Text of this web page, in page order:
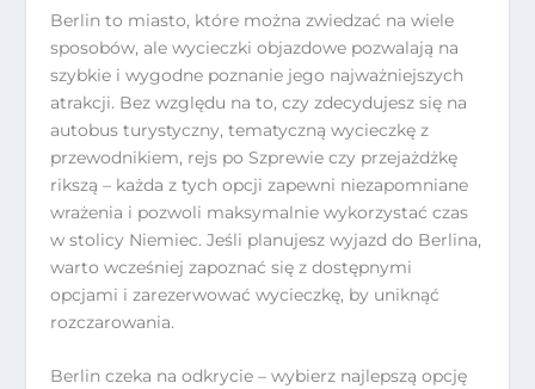
Berlin to miasto, które można zwiedzać na wiele
sposobów, ale wycieczki objazdowe pozwalają na
szybkie i wygodne poznanie jego najważniejszych
atrakcji. Bez względu na to, czy zdecydujesz się na
autobus turystyczny, tematyczną wycieczkę z
przewodnikiem, rejs po Szprewie czy przejażdżkę
rikszą – każda z tych opcji zapewni niezapomniane
wrażenia i pozwoli maksymalnie wykorzystać czas
w stolicy Niemiec. Jeśli planujesz wyjazd do Berlina,
warto wcześniej zapoznać się z dostępnymi
opcjami i zarezerwować wycieczkę, by uniknąć
rozczarowania.
Berlin czeka na odkrycie – wybierz najlepszą opcję